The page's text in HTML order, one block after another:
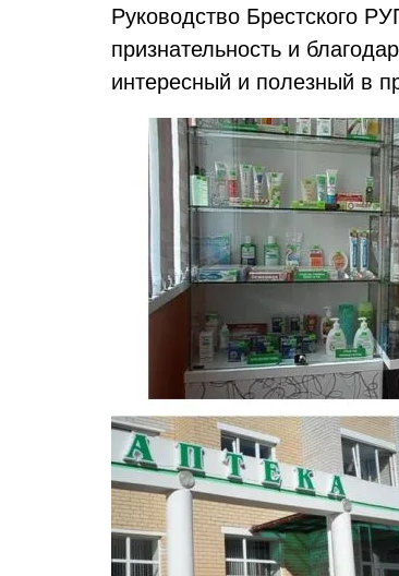
Руководство Брестского
признательность и
интересный и полезный в